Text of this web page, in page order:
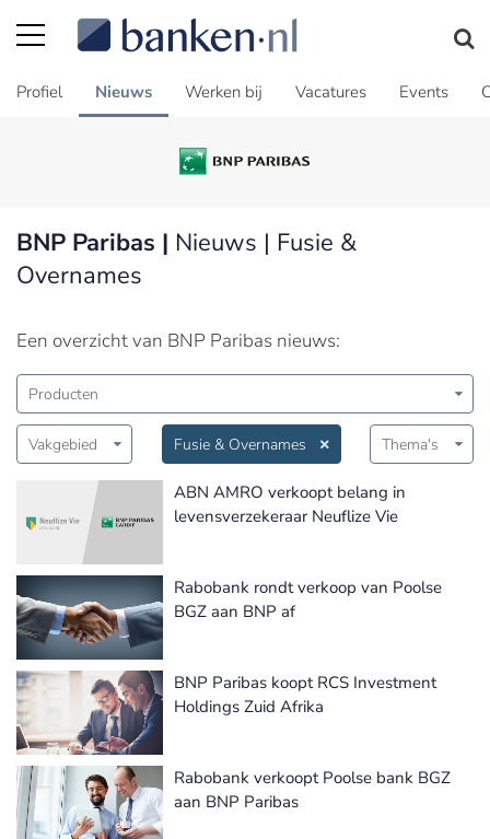
Profiel Nieuws Werken bij Vacatures Events
BNP Paribas | Nieuws | Fusie &
Overnames
Een overzicht van BNP Paribas nieuws:
Producten
Vakgebied Fusie & Overnames Thema's
ABN AMRO verkoopt belang in
levensverzekeraar Neuflize Vie
Rabobank rondt verkoop van Poolse
BGZ aan BNP af
BNP Paribas koopt RCS Investment
Holdings Zuid Afrika
Rabobank verkoopt Poolse bank BGZ
aan BNP Paribas